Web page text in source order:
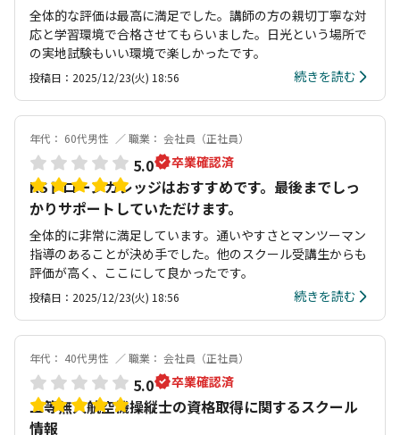
全体的な評価は最高に満足でした。講師の方の親切丁寧な対
応と学習環境で合格させてもらいました。日光という場所で
の実地試験もいい環境で楽しかったです。
投稿日：2025/12/23(火) 18:56 続きを読む
年代： 60代男性 職業： 会社員（正社員）
5.0 卒業確認済
KSドローンカレッジはおすすめです。最後までしっ
かりサポートしていただけます。
全体的に非常に満足しています。通いやすさとマンツーマン
指導のあることが決め手でした。他のスクール受講生からも
評価が高く、ここにして良かったです。
投稿日：2025/12/23(火) 18:56 続きを読む
年代： 40代男性 職業： 会社員（正社員）
5.0 卒業確認済
二等無人航空機操縦士の資格取得に関するスクール
情報